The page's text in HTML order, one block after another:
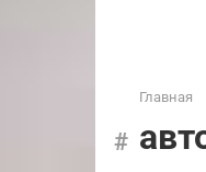
Главная